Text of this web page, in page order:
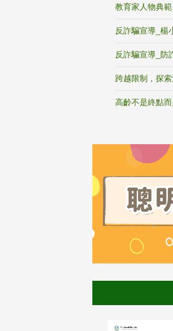
教育家人物典
反詐騙宣導_楊
反詐騙宣導_防
跨越限制，探
高齡不是終點